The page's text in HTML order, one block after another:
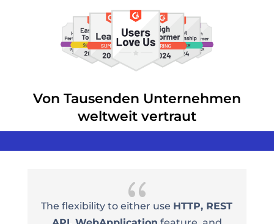
Von Tausenden Unternehmen
weltweit vertraut
{
I love thestep recorderthat allows me